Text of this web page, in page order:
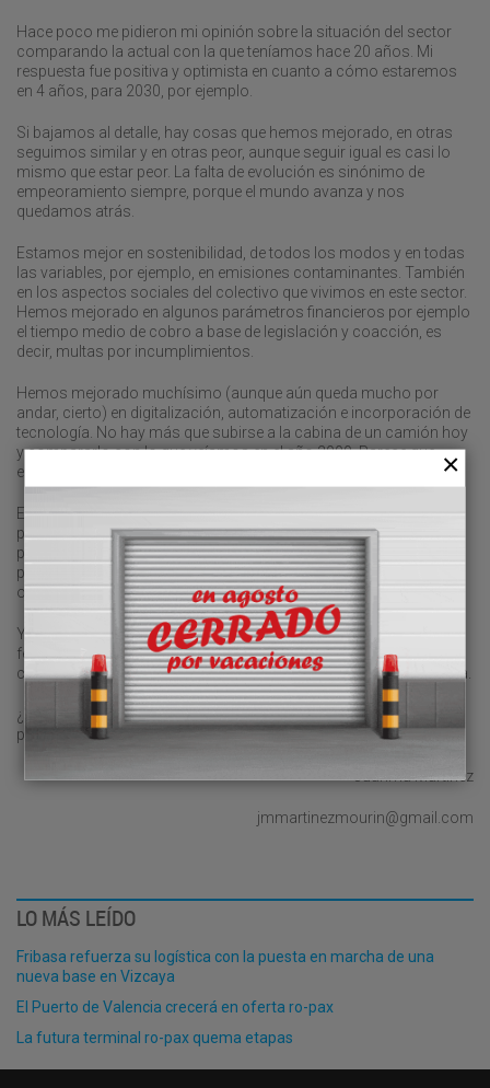
Hace poco me pidieron mi opinión sobre la situación del sector
comparando la actual con la que teníamos hace 20 años. Mi
respuesta fue positiva y optimista en cuanto a cómo estaremos
en 4 años, para 2030, por ejemplo.
Si bajamos al detalle, hay cosas que hemos mejorado, en otras
seguimos similar y en otras peor, aunque seguir igual es casi lo
mismo que estar peor. La falta de evolución es sinónimo de
empeoramiento siempre, porque el mundo avanza y nos
quedamos atrás.
Estamos mejor en sostenibilidad, de todos los modos y en todas
las variables, por ejemplo, en emisiones contaminantes. También
en los aspectos sociales del colectivo que vivimos en este sector.
Hemos mejorado en algunos parámetros financieros por ejemplo
el tiempo medio de cobro a base de legislación y coacción, es
decir, multas por incumplimientos.
Hemos mejorado muchísimo (aunque aún queda mucho por
andar, cierto) en digitalización, automatización e incorporación de
tecnología. No hay más que subirse a la cabina de un camión hoy
y compararlo con lo que veíamos en el año 2000. Parece que
estemos en un cohete de la NASA.
Estamos peor en lo que ahora llamamos “talento” que en román
paladino viene a ser que hay una enorme escasez de personas
para trabajar en el sector y no parezca que hay solución a corto
plazo, salvo que cambiemos radical y estructuralmente el modus
operandi empresarial y regulatorio.
Y estamos fatal en la imagen que da el sector especialmente el
ferrocarril. Eso me duele y mucho. Nací literal y profesionalmente
con los trenes. Nos han destruido el orgullo profesional, qué pena.
¿Volverán las oscuras golondrinas? Sí, siempre vuelven por
primavera, aunque algunas quizás no.
Juanma Martínez
jmmartinezmourin@gmail.com
LO MÁS LEÍDO
Fribasa refuerza su logística con la puesta en marcha de una
nueva base en Vizcaya
El Puerto de Valencia crecerá en oferta ro-pax
La futura terminal ro-pax quema etapas